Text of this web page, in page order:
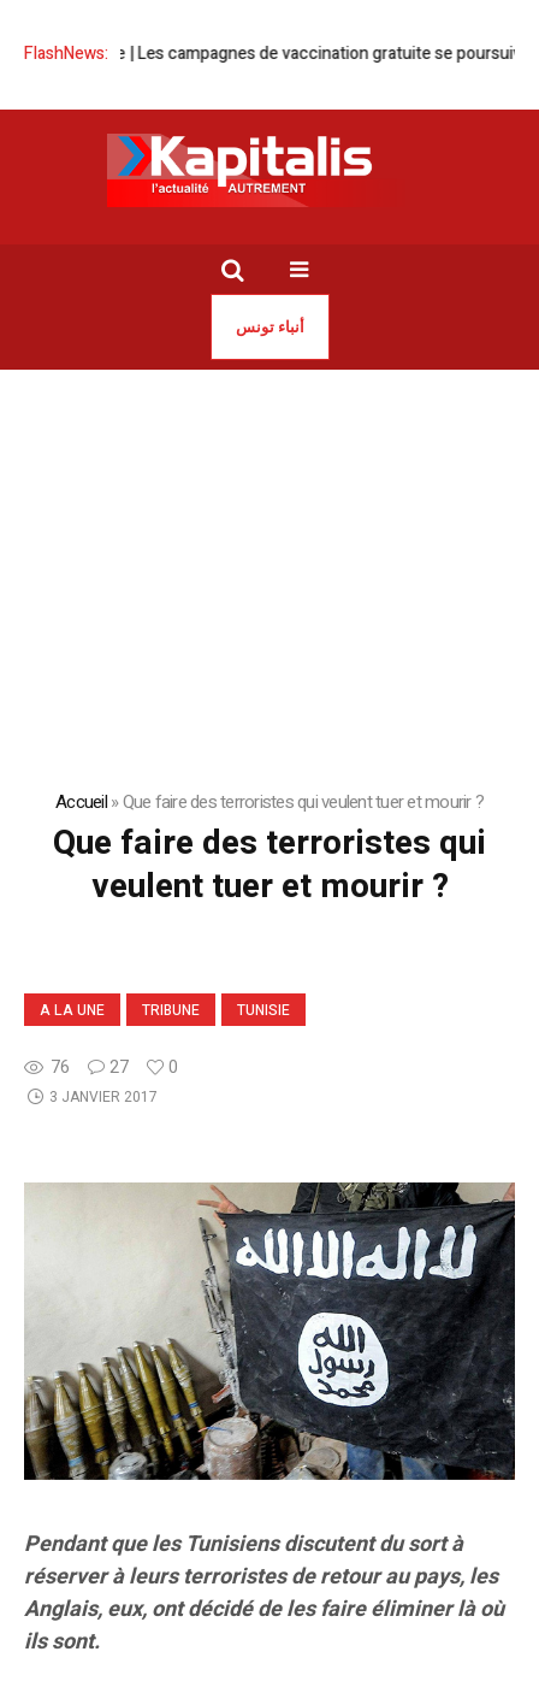
FlashNews:
la rage | Les campagnes de vaccination gratuite se poursuivent
أنباء تونس
Accueil»Que faire des terroristes qui veulent tuer et mourir ?
Que faire des terroristes qui
veulent tuer et mourir ?
A LA UNE TRIBUNE TUNISIE
76 27 0
3 JANVIER 2017
Pendant que les Tunisiens discutent du sort à
réserver à leurs terroristes de retour au pays, les
Anglais, eux, ont décidé de les faire éliminer là où
ils sont.